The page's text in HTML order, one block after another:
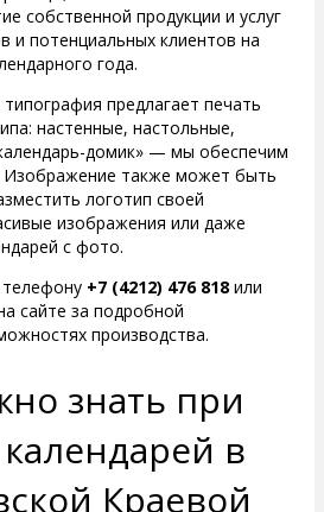
собственной продукции и услуг
и потенциальных клиентов на
года.
предлагает печать
настенные, настольные,
домик» — мы обеспечим
также может быть
логотип своей
изображения или даже
с фото.
+7 (4212) 476 818 или
сайте за подробной
производства.
знать при
в
Краевой